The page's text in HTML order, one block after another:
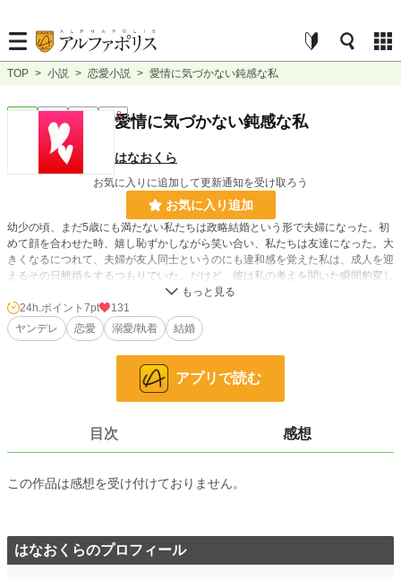
TOP > 小説 > 恋愛小説 > 愛情に気づかない鈍感な私
完結 長編 R18愛情に気づかない鈍感な私
はなおくら
お気に入りに追加して更新通知を受け取ろう
お気に入り追加
幼少の頃、まだ5歳にも満たない私たちは政略結婚という形で夫婦になった。初
めて顔を合わせた時、嬉し恥ずかしながら笑い合い、私たちは友達になった。大
きくなるにつれて、夫婦が友人同士というのにも違和感を覚えた私は、成人を迎
えるその日離婚をするつもりでいた。だけど、彼は私の考えを聞いた瞬間豹変し
小説 37,767 位 / 228,999 件
16,317 位 / 66,400 件
7 pt
文字数 52,674
更新日時 2023.11.11 21:40
初回完結日時 2023.11.11 21:40
24h.ポイント 7pt
131
ヤンデレ
恋愛 溺愛/執着 結婚
アプリで読む
目次 感想
この作品は感想を受け付けておりません。
はなおくらのプロフィール